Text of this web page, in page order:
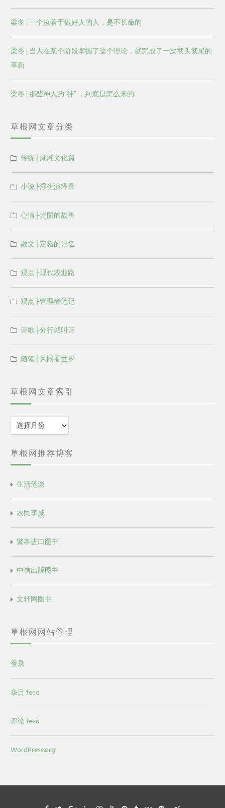
梁冬 | 一个执着于做好人的人，是不长命的
梁冬 | 当人在某个阶段掌握了这个理论，就完成了一次彻头彻尾的
革新
梁冬 | 那些神人的“神” ，到底是怎么来的
草根网文章分类
传统├湖湘文化篇
小说├浮生演绎录
心情├光阴的故事
散文├定格的记忆
观点├现代农业路
观点├管理者笔记
诗歌├分行就叫诗
随笔├风眼看世界
草根网文章索引
归
档
草根网推荐博客
生活笔谈
农民李威
繁本进口图书
中信出版图书
文轩网图书
草根网网站管理
登录
条目 feed
评论 feed
WordPress.org